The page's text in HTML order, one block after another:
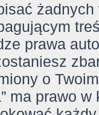
prawa
o
ma prawo